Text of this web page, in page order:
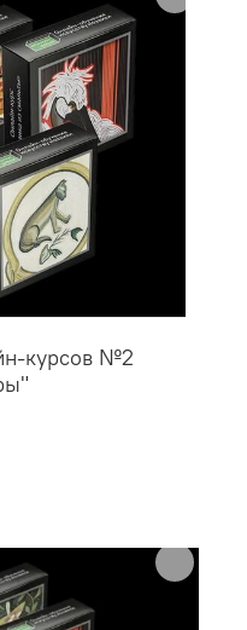
курсов №2